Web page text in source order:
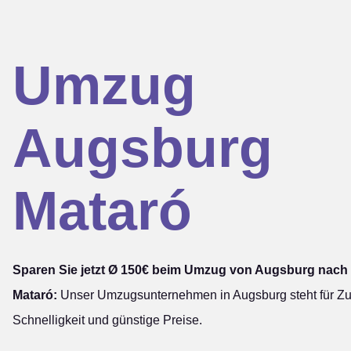
Umzug
Augsburg
Mataró
Sparen Sie jetzt Ø 150€ beim Umzug von Augsburg nach
Mataró: Unser Umzugsunternehmen in Augsburg steht für
Schnelligkeit und günstige Preise.